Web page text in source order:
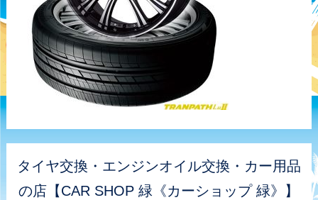
タイヤ交換・エンジンオイル交換・カー用品
の店【CAR SHOP 緑《カーショップ 緑》】